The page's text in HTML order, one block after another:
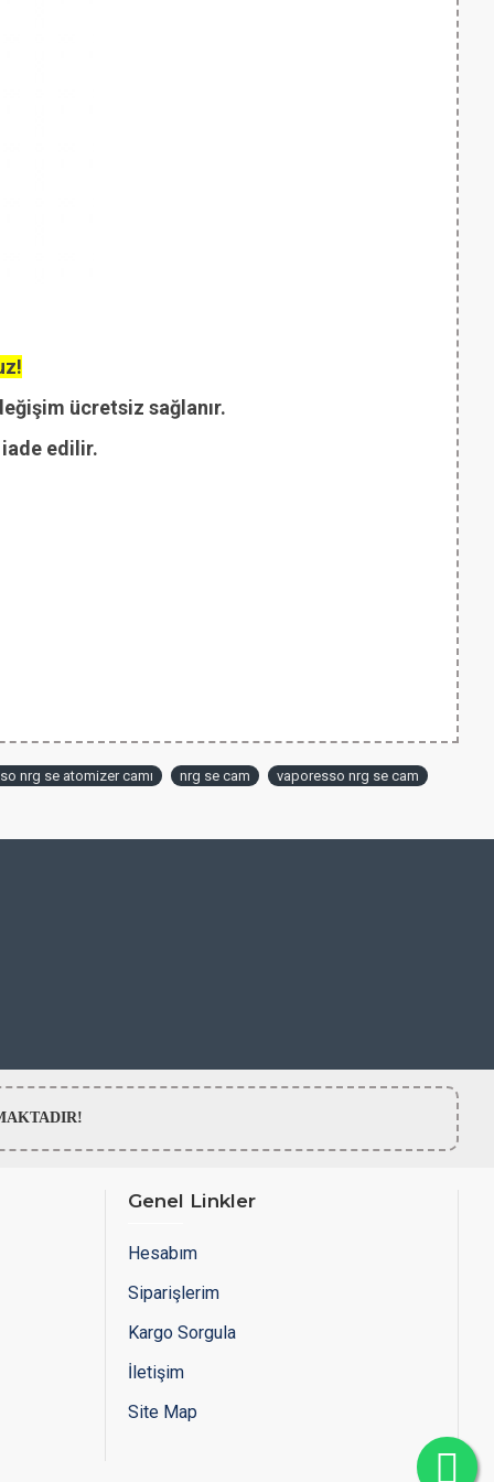
ücretsiz sağlanır.
edilir.
nrg se atomizer camı nrg se cam vaporesso nrg se cam
Genel Linkler
Hesabım
Siparişlerim
Kargo Sorgula
İletişim
Site Map